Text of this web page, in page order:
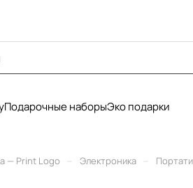
Подарочные наборыЭко подарки
— Print Logo Электроника